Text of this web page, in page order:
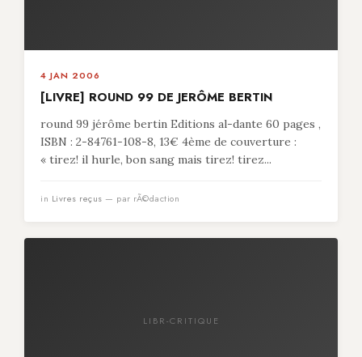
4 JAN 2006
[LIVRE] ROUND 99 DE JERÔME BERTIN
round 99 jérôme bertin Editions al-dante 60 pages ,
ISBN : 2-84761-108-8, 13€ 4ème de couverture :
« tirez! il hurle, bon sang mais tirez! tirez...
in Livres reçus — par rÃ©daction
LIBR-CRITIQUE